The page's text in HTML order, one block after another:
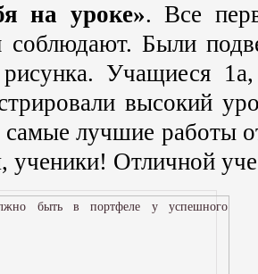
на уроке». Все
соблюдают. Были
рисунка. Учащиеся
высокий
самые лучшие работы
ученики! Отличной